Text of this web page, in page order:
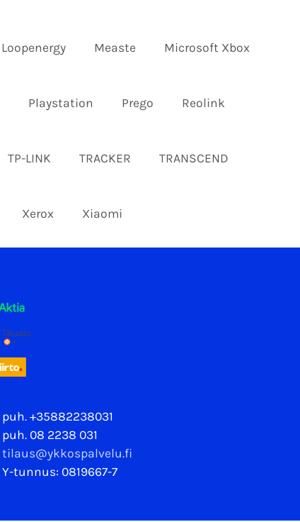
Loopenergy Measte Microsoft Xbox
Playstation Prego Reolink
TP-LINK TRACKER TRANSCEND
Xerox Xiaomi
puh. +35882238031
puh. 08 2238 031
tilaus@ykkospalvelu.fi
Y-tunnus: 0819667-7